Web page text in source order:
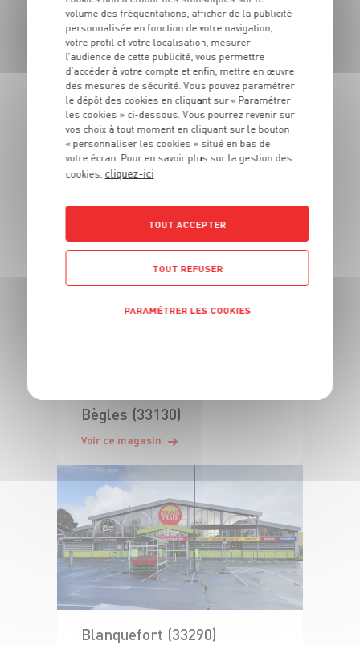
Voir ce magasin
Bègles (33130)
Voir ce magasin
Blanquefort (33290)
volume des fréquentations, afficher de la publicité
personnalisée en fonction de votre navigation,
votre profil et votre localisation, mesurer
l’audience de cette publicité, vous permettre
d’accéder à votre compte et enfin, mettre en œuvre
des mesures de sécurité. Vous pouvez paramétrer
le dépôt des cookies en cliquant sur « Paramétrer
les cookies » ci-dessous. Vous pourrez revenir sur
vos choix à tout moment en cliquant sur le bouton
« personnaliser les cookies » situé en bas de
votre écran. Pour en savoir plus sur la gestion des
cookies, cliquez-ici
TOUT ACCEPTER
TOUT REFUSER
PARAMÉTRER LES COOKIES